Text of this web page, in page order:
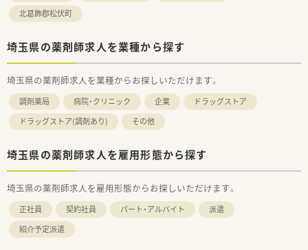
北葛飾郡松伏町
埼玉県の薬剤師求人を業種から探す
埼玉県の薬剤師求人を業種からお探しいただけます。
調剤薬局 病院・クリニック 企業
ドラッグストア
ドラッグストア(調剤あり)
その他
埼玉県の薬剤師求人を雇用形態から探す
埼玉県の薬剤師求人を雇用形態からお探しいただけます。
正社員 契約社員 パート・アルバイト
派遣
紹介予定派遣